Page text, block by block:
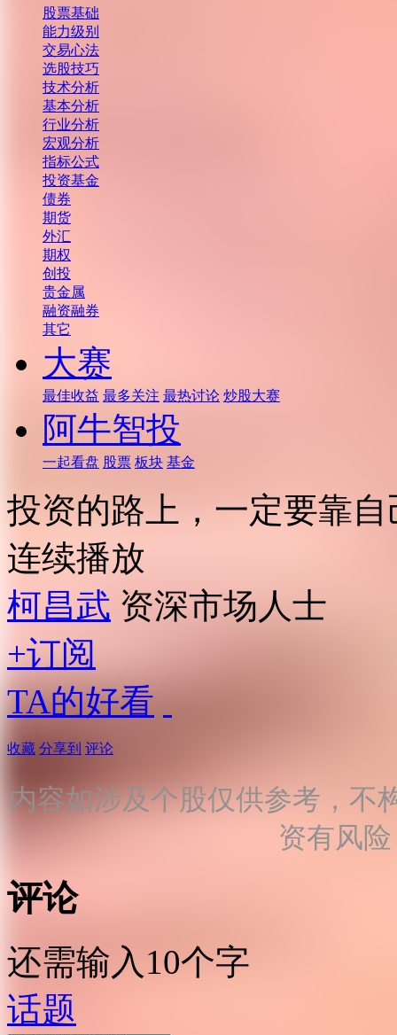
股票基础
能力级别
交易心法
选股技巧
技术分析
基本分析
行业分析
宏观分析
指标公式
投资基金
债券
期货
外汇
期权
创投
贵金属
融资融券
其它
大赛
最佳收益 最多关注 最热讨论 炒股大赛
阿牛智投
一起看盘 股票 板块 基金
投资的路上，一定要靠自
连续播放
柯昌武 资深市场人士
+订阅
TA的好看
收藏 分享到 评论
内容如涉及个股仅供参考，不
资有风
评论
还需输入10个字
话题